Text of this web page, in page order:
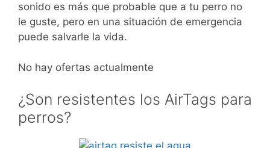
sonido es más que probable que a tu perro no
le guste, pero en una situación de emergencia
puede salvarle la vida.
No hay ofertas actualmente
¿Son resistentes los AirTags para
perros?